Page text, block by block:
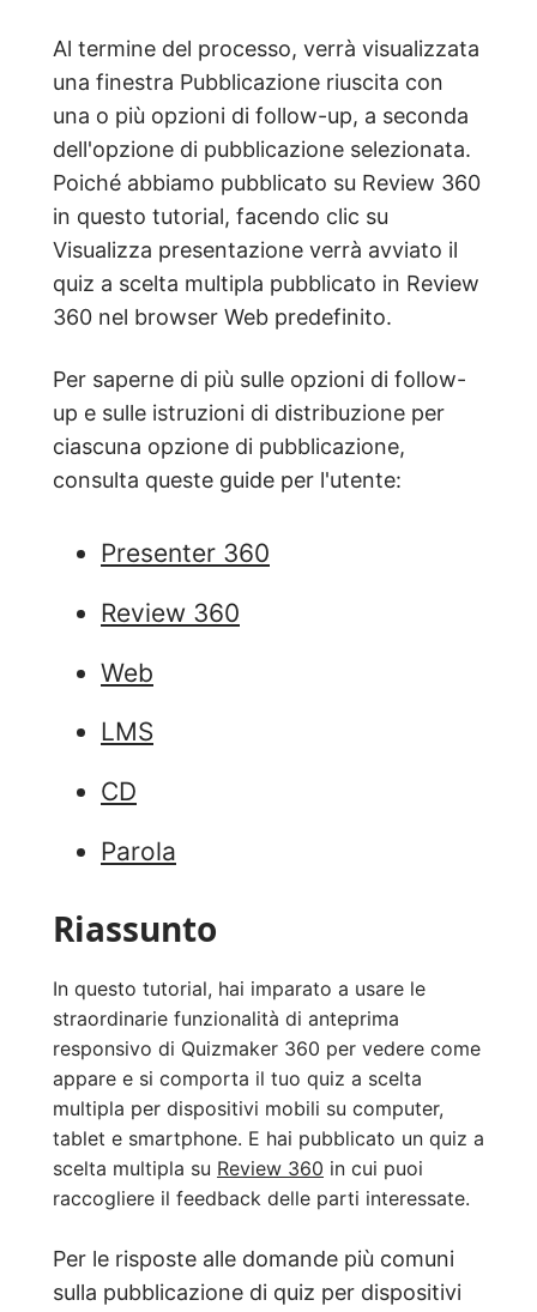
Al termine del processo, verrà visualizzata
una finestra Pubblicazione riuscita con
una o più opzioni di follow-up, a seconda
dell'opzione di pubblicazione selezionata.
Poiché abbiamo pubblicato su Review 360
in questo tutorial, facendo clic su
Visualizza presentazione verrà avviato il
quiz a scelta multipla pubblicato in Review
360 nel browser Web predefinito.
Per saperne di più sulle opzioni di follow-
up e sulle istruzioni di distribuzione per
ciascuna opzione di pubblicazione,
consulta queste guide per l'utente:
Presenter 360
Review 360
Web
LMS
CD
Parola
Riassunto
In questo tutorial, hai imparato a usare le
straordinarie funzionalità di anteprima
responsivo di Quizmaker 360 per vedere come
appare e si comporta il tuo quiz a scelta
multipla per dispositivi mobili su computer,
tablet e smartphone. E hai pubblicato un quiz a
scelta multipla su Review 360 in cui puoi
raccogliere il feedback delle parti interessate.
Per le risposte alle domande più comuni
sulla pubblicazione di quiz per dispositivi